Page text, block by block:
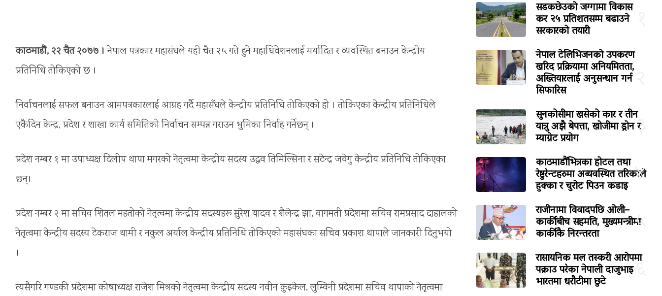
काठमाडौं, २२ चैत २०७७ । नेपाल पत्रकार महासंघले यही चैत २५ गते हुने महाधिवेशनलाई मर्यादित र व्यवस्थित बनाउन केन्द्रीय
प्रतिनिधि तोकिएको छ ।
निर्वाचनलाई सफल बनाउन आमपत्रकारलाई आग्रह गर्दै महासँघले केन्द्रीय प्रतिनिधि तोकिएको हो । तोकिएका केन्द्रीय प्रतिनिधिले
एकैदिन केन्द्र, प्रदेश र शाखा कार्य समितिको निर्वाचन सम्पन्न गराउन भुमिका निर्वाह गर्नेछन् ।
प्रदेश नम्बर १ मा उपाध्यक्ष दिलीप थापा मगरको नेतृत्वमा केन्द्रीय सदस्य उद्धव तिमिल्सिना र सटेन्द्र जवेगु केन्द्रीय प्रतिनिधि तोकिएका
छन्।
प्रदेश नम्बर २ मा सचिव शितल महतोको नेतृत्वमा केन्द्रीय सदस्यहरू सुरेश यादव र शैलेन्द्र झा, वागमती प्रदेशमा सचिव रामप्रसाद दाहालको
नेतृत्वमा केन्द्रीय सदस्य टेकराज थामी र नकुल अर्याल केन्द्रीय प्रतिनिधि तोकिएको महासंघका सचिव प्रकाश थापाले जानकारी दिनुभयो
।
त्यसैगरि गण्डकी प्रदेशमा कोषाध्यक्ष राजेश मिश्रको नेतृत्वमा केन्द्रीय सदस्य नवीन कुइकेल, लुम्विनी प्रदेशमा सचिव थापाको नेतृत्वमा
सडकछेउको जग्गामा विकास
कर २५ प्रतिशतसम्म बढाउने
सरकारको तयारी
नेपाल टेलिभिजनको उपकरण
खरिद प्रक्रियामा अनियमितता,
अख्तियारलाई अनुसन्धान गर्न
सिफारिस
३
सुनकोसीमा खसेको कार र तीन
यात्रु अझै बेपत्ता, खोजीमा ड्रोन र
म्याग्नेट प्रयोग
४
काठमाडौंभित्रका होटल तथा
रेष्टुरेन्टहरुमा अव्यवस्थित तरिकाले
हुक्का र चुरोट पिउन कडाइ
५
राजीनामा विवादपछि ओली–
कार्कीबीच सहमति, मुख्यमन्त्रीमा
कार्कीकै निरन्तरता
६
रासायनिक मल तस्करी आरोपमा
पक्राउ परेका नेपाली दाजुभाइ
भारतमा धरौटीमा छुटे